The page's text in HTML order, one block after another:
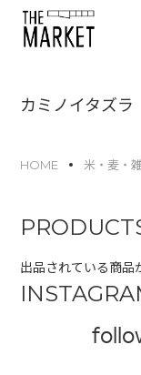
カミノイタズラ
HOME 米・麦・
出品されている商品